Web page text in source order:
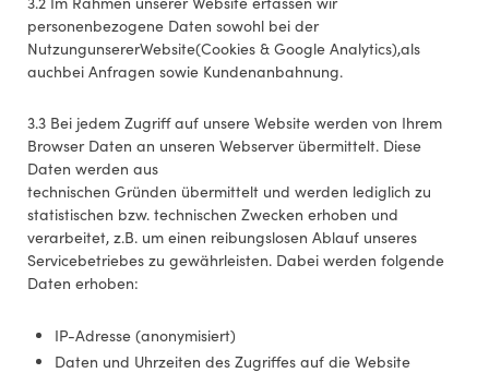
personenbezogene Daten sowohl bei der
NutzungunsererWebsite(Cookies & Google Analytics),als
auchbei Anfragen sowie Kundenanbahnung.
3.3 Bei jedem Zugriff auf unsere Website werden von Ihrem
Browser Daten an unseren Webserver übermittelt. Diese
Daten werden aus
technischen Gründen übermittelt und werden lediglich zu
statistischen bzw. technischen Zwecken erhoben und
verarbeitet, z.B. um einen reibungslosen Ablauf unseres
Servicebetriebes zu gewährleisten. Dabei werden folgende
Daten erhoben:
IP-Adresse (anonymisiert)
Daten und Uhrzeiten des Zugriffes auf die Website